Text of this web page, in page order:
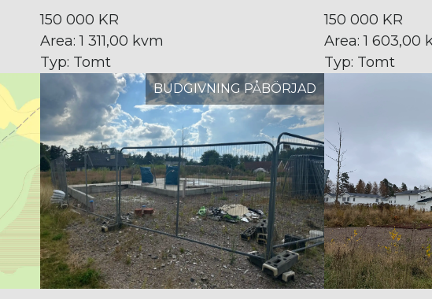
150 000 KR
Area: 1 311,00 kvm
Typ: Tomt
150 000 KR
Area: 1 603,00
Typ: Tomt
BUDGIVNING PÅBÖRJAD